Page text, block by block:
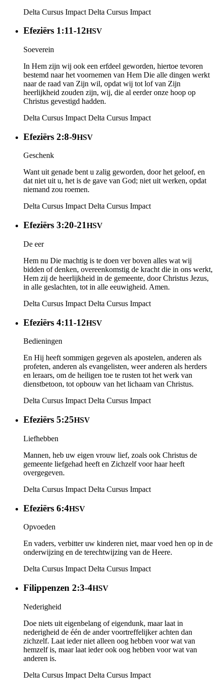
Delta Cursus Impact Delta Cursus Impact
Efeziërs 1:11-12HSV
Soeverein
In Hem zijn wij ook een erfdeel geworden, hiertoe tevoren
bestemd naar het voornemen van Hem Die alle dingen werkt
naar de raad van Zijn wil, opdat wij tot lof van Zijn
heerlijkheid zouden zijn, wij, die al eerder onze hoop op
Christus gevestigd hadden.
Delta Cursus Impact Delta Cursus Impact
Efeziërs 2:8-9HSV
Geschenk
Want uit genade bent u zalig geworden, door het geloof, en
dat niet uit u, het is de gave van God; niet uit werken, opdat
niemand zou roemen.
Delta Cursus Impact Delta Cursus Impact
Efeziërs 3:20-21HSV
De eer
Hem nu Die machtig is te doen ver boven alles wat wij
bidden of denken, overeenkomstig de kracht die in ons werkt,
Hem zij de heerlijkheid in de gemeente, door Christus Jezus,
in alle geslachten, tot in alle eeuwigheid. Amen.
Delta Cursus Impact Delta Cursus Impact
Efeziërs 4:11-12HSV
Bedieningen
En Hij heeft sommigen gegeven als apostelen, anderen als
profeten, anderen als evangelisten, weer anderen als herders
en leraars, om de heiligen toe te rusten tot het werk van
dienstbetoon, tot opbouw van het lichaam van Christus.
Delta Cursus Impact Delta Cursus Impact
Efeziërs 5:25HSV
Liefhebben
Mannen, heb uw eigen vrouw lief, zoals ook Christus de
gemeente liefgehad heeft en Zichzelf voor haar heeft
overgegeven.
Delta Cursus Impact Delta Cursus Impact
Efeziërs 6:4HSV
Opvoeden
En vaders, verbitter uw kinderen niet, maar voed hen op in de
onderwijzing en de terechtwijzing van de Heere.
Delta Cursus Impact Delta Cursus Impact
Filippenzen 2:3-4HSV
Nederigheid
Doe niets uit eigenbelang of eigendunk, maar laat in
nederigheid de één de ander voortreffelijker achten dan
zichzelf. Laat ieder niet alleen oog hebben voor wat van
hemzelf is, maar laat ieder ook oog hebben voor wat van
anderen is.
Delta Cursus Impact Delta Cursus Impact